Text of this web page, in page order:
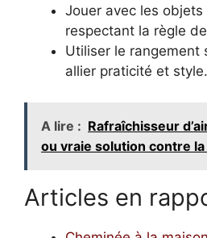
Jouer avec les
respectant la règle
Utiliser le rangement
allier praticité et style.
A lire : Rafraîchisseur
ou vraie solution contre
Articles en